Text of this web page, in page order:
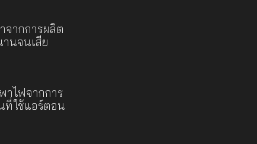
จากการผลิต
นจนเสีย
าไฟจากการ
ที่ใช้แอร์ตอน